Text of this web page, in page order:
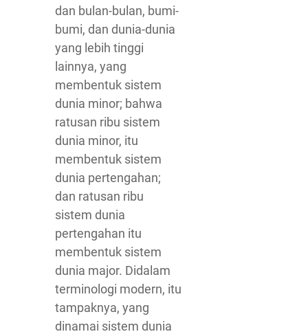
dan bulan-bulan, bumi-
bumi, dan dunia-dunia
yang lebih tinggi
lainnya, yang
membentuk sistem
dunia minor; bahwa
ratusan ribu sistem
dunia minor, itu
membentuk sistem
dunia pertengahan;
dan ratusan ribu
sistem dunia
pertengahan itu
membentuk sistem
dunia major. Didalam
terminologi modern, itu
tampaknya, yang
dinamai sistem dunia